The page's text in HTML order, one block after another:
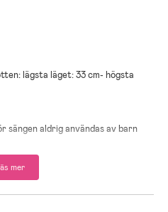
lägsta läget: 33 cm- högsta
sängen aldrig användas av barn
till 12 månader.
mer